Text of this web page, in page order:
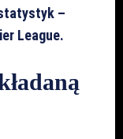
–
League.